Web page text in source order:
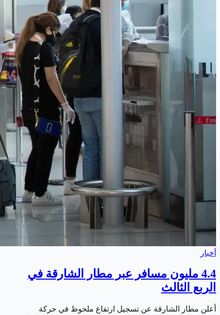
أخبار
4.4 مليون مسافر عبر مطار الشارقة في
الربع الثالث
أعلن مطار الشارقة عن تسجيل ارتفاع ملحوظ في حركة